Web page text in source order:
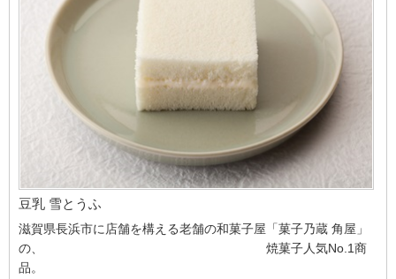
豆乳 雪とうふ
滋賀県長浜市に店舗を構える老舗の和菓子屋「菓子乃蔵 角屋」
の、 焼菓子人気No.1商
品。